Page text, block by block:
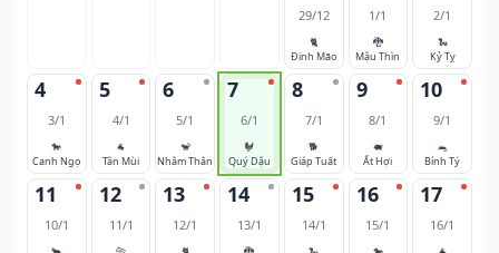
29/12
🐈
Đinh Mão
1/1
🐉
Mậu Thìn
2/1
🐍
Kỷ Tỵ
4
3/1
🐎
Canh Ngọ
5
4/1
🐐
Tân Mùi
6
5/1
🐒
Nhâm Thân
7
6/1
🐓
Quý Dậu
8
7/1
🐕
Giáp Tuất
9
8/1
🐖
Ất Hợi
10
9/1
🐀
Bính Tý
11
10/1
12
11/1
13
12/1
14
13/1
15
14/1
16
15/1
17
16/1